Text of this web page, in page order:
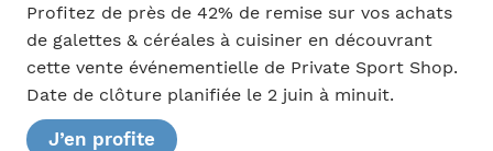
Profitez de près de 42% de remise sur vos achats
de galettes & céréales à cuisiner en découvrant
cette vente événementielle de Private Sport Shop.
Date de clôture planifiée le 2 juin à minuit.
J’en profite